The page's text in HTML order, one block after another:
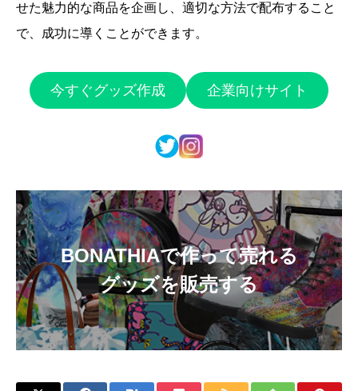
せた魅力的な商品を企画し、適切な方法で配布すること
で、成功に導くことができます。
今すぐグッズ作成 企業向けサイト
BONATHIAで作って売れる
グッズを販売する